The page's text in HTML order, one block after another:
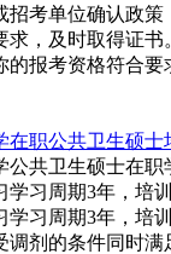
招考单位确认政
求，及时取得证
的报考资格符合
在职公共卫生硕士
公共卫生硕士在职
学习周期3年，培
学习周期3年，培
调剂的条件同时